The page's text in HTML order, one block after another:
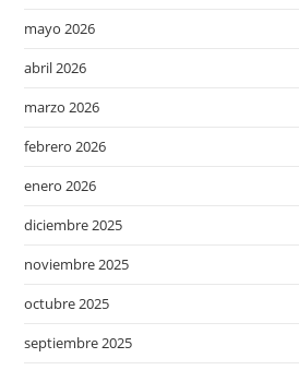
mayo 2026
abril 2026
marzo 2026
febrero 2026
enero 2026
diciembre 2025
noviembre 2025
octubre 2025
septiembre 2025